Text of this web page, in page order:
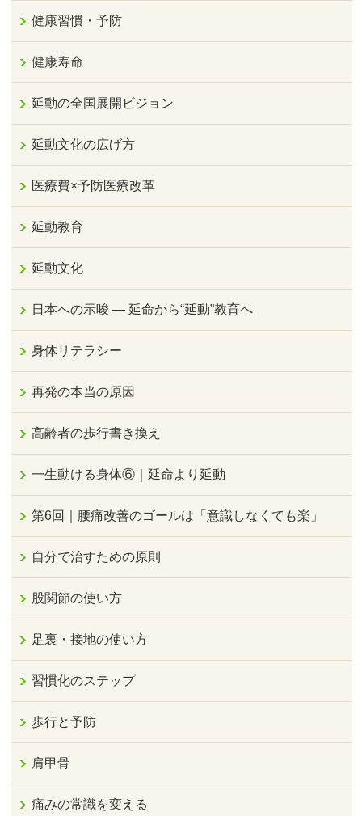
健康習慣・予防
健康寿命
延動の全国展開ビジョン
延動文化の広げ方
医療費×予防医療改革
延動教育
延動文化
日本への示唆 ― 延命から“延動”教育へ
身体リテラシー
再発の本当の原因
高齢者の歩行書き換え
一生動ける身体⑥｜延命より延動
第6回｜腰痛改善のゴールは「意識しなくても楽」
自分で治すための原則
股関節の使い方
足裏・接地の使い方
習慣化のステップ
歩行と予防
肩甲骨
痛みの常識を変える